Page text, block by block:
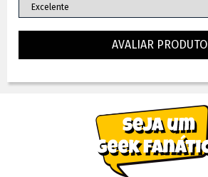
AVALIAR PRODUTO